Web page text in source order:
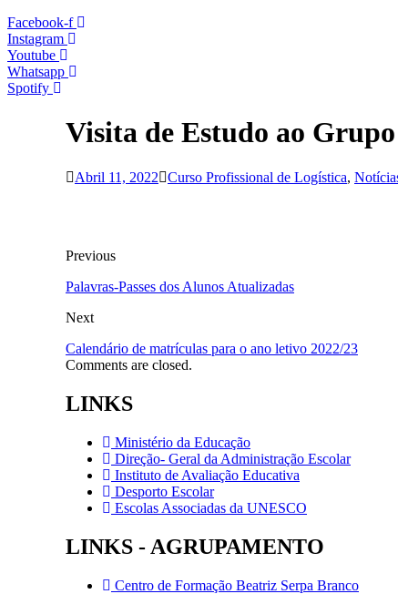
Facebook-f
Instagram
Youtube
Whatsapp
Spotify
Visita de Estudo ao
Abril 11, 2022 Curso Profissional de Logística,
Previous
Palavras-Passes dos Alunos Atualizadas
Next
Calendário de matrículas para o ano letivo 2022/23
Comments are closed.
LINKS
Ministério da Educação
Direção- Geral da Administração Escolar
Instituto de Avaliação Educativa
Desporto Escolar
Escolas Associadas da UNESCO
LINKS - AGRUPAMENTO
Centro de Formação Beatriz Serpa Branco